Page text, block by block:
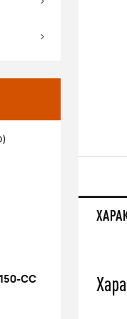
СС
17/14